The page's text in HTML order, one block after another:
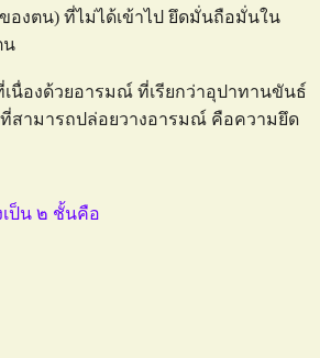
งตน) ที่ไม่ได้เข้าไป ยึดมั่นถือมั่นใน
น
นื่องด้วยอารมณ์ ที่เรียกว่าอุปาทานขันธ์
สามารถปล่อยวางอารมณ์ คือความยึด
ป็น ๒ ชั้นคือ